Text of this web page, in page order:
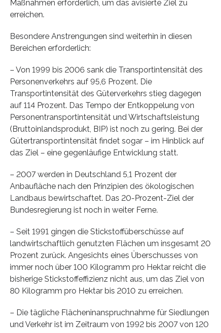
Maßnahmen erforderlich, um das avisierte Ziel zu
erreichen.
Besondere Anstrengungen sind weiterhin in diesen
Bereichen erforderlich:
– Von 1999 bis 2006 sank die Transportintensität des
Personenverkehrs auf 95,6 Prozent. Die
Transportintensität des Güterverkehrs stieg dagegen
auf 114 Prozent. Das Tempo der Entkoppelung von
Personentransportintensität und Wirtschaftsleistung
(Bruttoinlandsprodukt, BIP) ist noch zu gering. Bei der
Gütertransportintensität findet sogar – im Hinblick auf
das Ziel – eine gegenläufige Entwicklung statt.
– 2007 werden in Deutschland 5,1 Prozent der
Anbaufläche nach den Prinzipien des ökologischen
Landbaus bewirtschaftet. Das 20-Prozent-Ziel der
Bundesregierung ist noch in weiter Ferne.
– Seit 1991 gingen die Stickstoffüberschüsse auf
landwirtschaftlich genutzten Flächen um insgesamt 20
Prozent zurück. Angesichts eines Überschusses von
immer noch über 100 Kilogramm pro Hektar reicht die
bisherige Stickstoffeffizienz nicht aus, um das Ziel von
80 Kilogramm pro Hektar bis 2010 zu erreichen.
– Die tägliche Flächeninanspruchnahme für Siedlungen
und Verkehr ist im Zeitraum von 1992 bis 2007 von 120